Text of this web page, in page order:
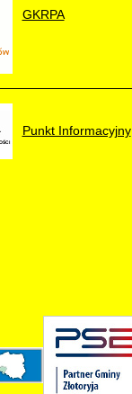
GKRPA
Punkt Informacyjny